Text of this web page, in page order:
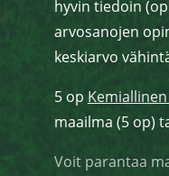
hyvin tiedoin
arvosanojen
keskiarvo
5 op
maailma (5 op)
Voit parantaa